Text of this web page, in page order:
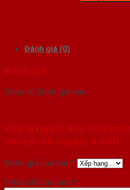
Đánh giá (0)
Đánh giá
Chưa có đánh giá nào.
Hãy là người đầu tiên
Veneer 6B-sapele 4-SGD”
Đánh giá của bạn *
Nhận xét của bạn *